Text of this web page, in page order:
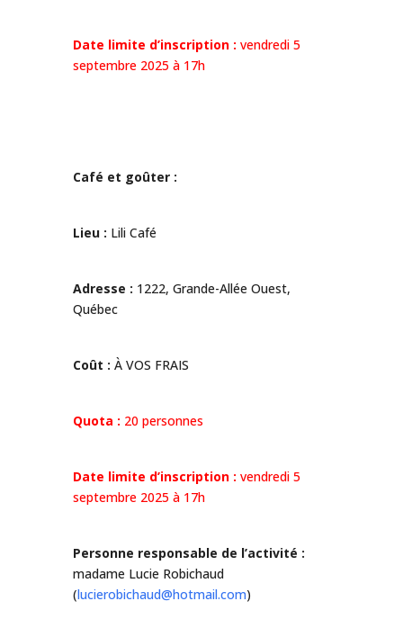
Date limite d’inscription : vendredi 5
septembre 2025 à 17h
Café et goûter :
Lieu : Lili Café
Adresse : 1222, Grande-Allée Ouest,
Québec
Coût : À VOS FRAIS
Quota : 20 personnes
Date limite d’inscription : vendredi 5
septembre 2025 à 17h
Personne responsable de l’activité :
madame Lucie Robichaud
(lucierobichaud@hotmail.com)